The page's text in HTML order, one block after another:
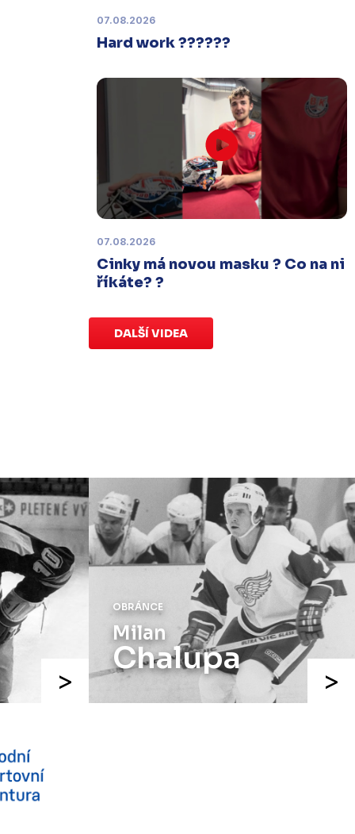
Úterý 27. ledna |Utkání 32. kola v
, které se mělo původně
odehrát 31. ledna, bylo z důvodu
marodky Králů
odloženo. Kluby se
domluvily na náhradním termínu,
Bruslaři se s Pískem utkají venku
pondělí 16. února od 18:00
Charitativní aukce
Sobota 3. ledna | Vydražte si na
na pomoc předčasně narozeným
dětem.Charitativní aukce
proti Ústí nad Labem, které se mělo
původně odehrát 15. listopadu, bylo z
důvodu marodky Slovanuodloženo
Kluby se domluvily na náhradním
termínu, Bruslaři se s Ústím nad
Labem utkají domav Kotlině ve
středu 26. listopadu od 18:00
07.08.2026
Hard work ??????
07.08.2026
Cinky má novou masku ? Co na ni
říkáte? ?
DALŠÍ VIDEA
OBRÁNCE
Milan
Chalupa